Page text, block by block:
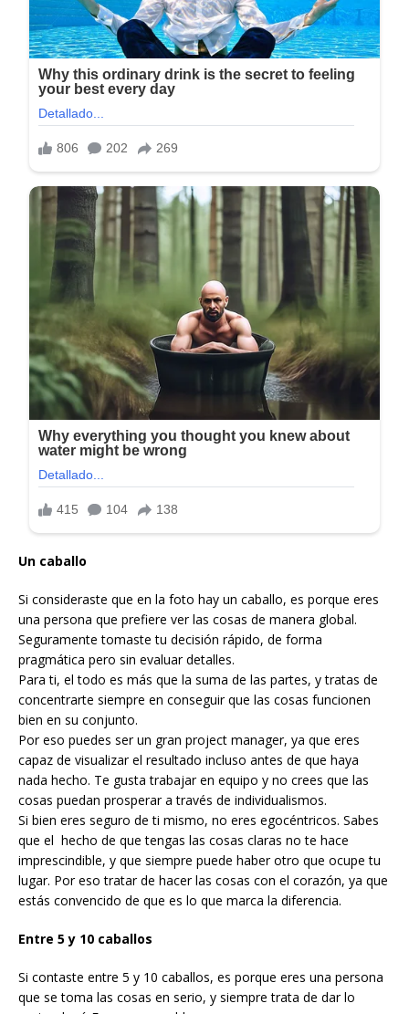
Un caballo
Si consideraste que en la foto hay un caballo, es porque eres
una persona que prefiere ver las cosas de manera global.
Seguramente tomaste tu decisión rápido, de forma
pragmática pero sin evaluar detalles.
Para ti, el todo es más que la suma de las partes, y tratas de
concentrarte siempre en conseguir que las cosas funcionen
bien en su conjunto.
Por eso puedes ser un gran project manager, ya que eres
capaz de visualizar el resultado incluso antes de que haya
nada hecho. Te gusta trabajar en equipo y no crees que las
cosas puedan prosperar a través de individualismos.
Si bien eres seguro de ti mismo, no eres egocéntricos. Sabes
que el hecho de que tengas las cosas claras no te hace
imprescindible, y que siempre puede haber otro que ocupe tu
lugar. Por eso tratar de hacer las cosas con el corazón, ya que
estás convencido de que es lo que marca la diferencia.
Entre 5 y 10 caballos
Si contaste entre 5 y 10 caballos, es porque eres una persona
que se toma las cosas en serio, y siempre trata de dar lo